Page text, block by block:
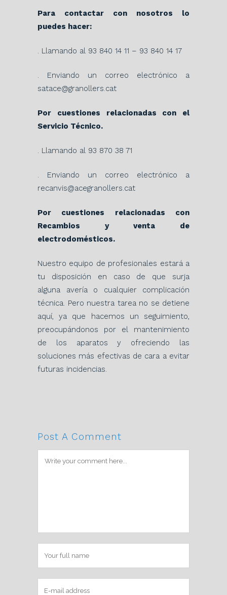
Para contactar con nosotros lo
puedes hacer:
. Llamando al 93 840 14 11 – 93 840 14 17
. Enviando un correo electrónico a
satace@granollers.cat
Por cuestiones relacionadas con el
Servicio Técnico.
. Llamando al 93 870 38 71
. Enviando un correo electrónico a
recanvis@acegranollers.cat
Por cuestiones relacionadas con
Recambios y venta de
electrodomésticos.
Nuestro equipo de profesionales estará a
tu disposición en caso de que surja
alguna avería o cualquier complicación
técnica. Pero nuestra tarea no se detiene
aquí, ya que hacemos un seguimiento,
preocupándonos por el mantenimiento
de los aparatos y ofreciendo las
soluciones más efectivas de cara a evitar
futuras incidencias.
Post A Comment